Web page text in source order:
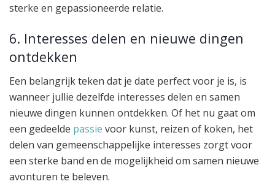
sterke en gepassioneerde relatie.
6. Interesses delen en nieuwe dingen
ontdekken
Een belangrijk teken dat je date perfect voor je is, is
wanneer jullie dezelfde interesses delen en samen
nieuwe dingen kunnen ontdekken. Of het nu gaat om
een gedeelde passie voor kunst, reizen of koken, het
delen van gemeenschappelijke interesses zorgt voor
een sterke band en de mogelijkheid om samen nieuwe
avonturen te beleven.